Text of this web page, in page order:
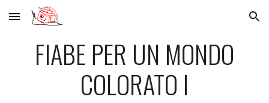
Skip to main content Skip to navigation
FIABE PER UN MONDO
COLORATO I